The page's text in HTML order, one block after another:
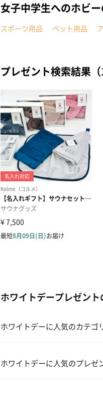
女子中学生へのホビ
スポーツ用品 ペット用品
プレゼント検索結果（
ホワイトデープレゼン
ホワイトデーに人気のカテゴ
02 メイクアップ
ホワイトデーに人気のプレゼ